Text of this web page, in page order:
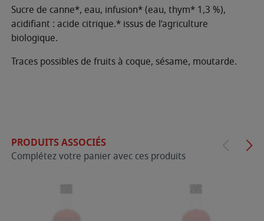
Sucre de canne*, eau, infusion* (eau, thym* 1,3 %),
acidifiant : acide citrique.* issus de l’agriculture
biologique.
Traces possibles de fruits à coque, sésame, moutarde.
PRODUITS ASSOCIÉS
Complétez votre panier avec ces produits